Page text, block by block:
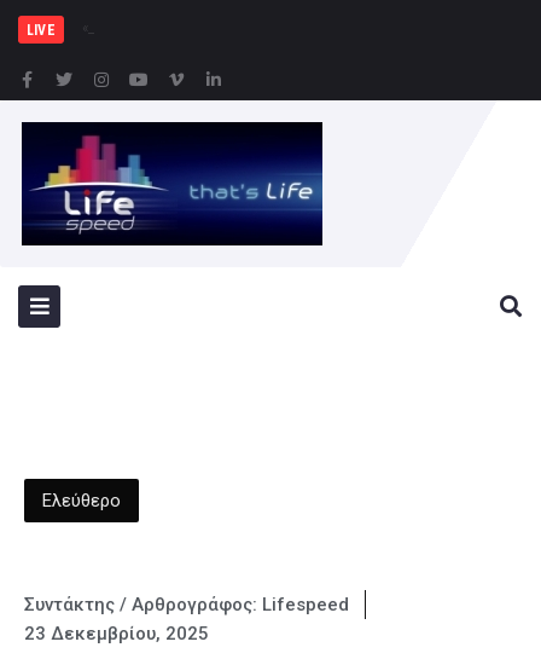
LIVE
Ελεύθερο
Συντάκτης / Αρθρογράφος: Lifespeed
23 Δεκεμβρίου, 2025